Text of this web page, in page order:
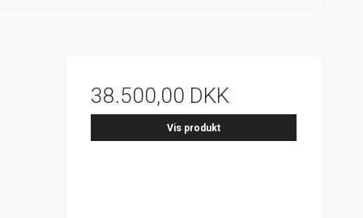
38.500,00 DKK
Vis produkt